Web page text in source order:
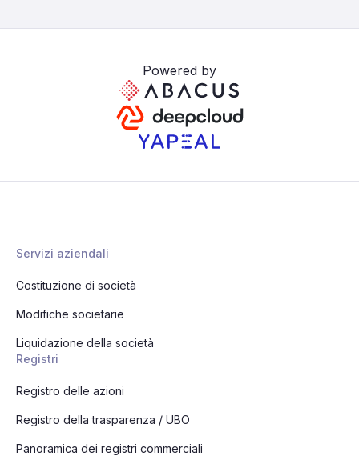
Powered by
Servizi aziendali
Costituzione di società
Modifiche societarie
Liquidazione della società
Registri
Registro delle azioni
Registro della trasparenza / UBO
Panoramica dei registri commerciali